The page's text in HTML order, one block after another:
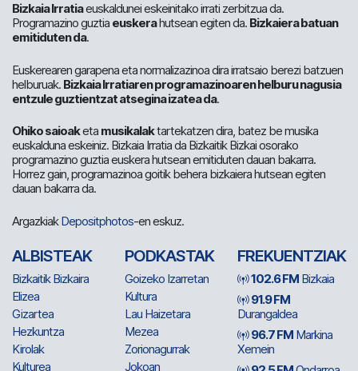
Bizkaia Irratiaeuskaldunei eskeinitako irrati zerbitzua da.
Programazino guztia euskerahutsean egiten da. Bizkaiera batuan
emitiduten da.
Euskerearen garapena eta normalizazinoa dira irratsaio berezi batzuen
helburuak. Bizkaia Irratiaren programazinoaren helburu nagusia
entzule guztientzat atsegina izatea da.
Ohiko saioaketa musikalaktartekatzen dira, batez be musika
euskalduna eskeiniz. Bizkaia Irratia da Bizkaitik Bizkai osorako
programazino guztia euskera hutsean emitiduten dauan bakarra.
Horrez gain, programazinoa goitik behera bizkaiera hutsean egiten
dauan bakarra da.
ArgazkiakDepositphotos-en eskuz.
ALBISTEAK
Bizkaitik Bizkaira
Elizea
Gizartea
Hezkuntza
Kirolak
Kulturea
PODKASTAK
Goizeko Izarretan
Kultura
Lau Haizetara
Mezea
Zorionagurrak
Jokoan
FREKUENTZIAK
102.6 FM Bizkaia
91.9 FM
Durangaldea
96.7 FM Markina
Xemein